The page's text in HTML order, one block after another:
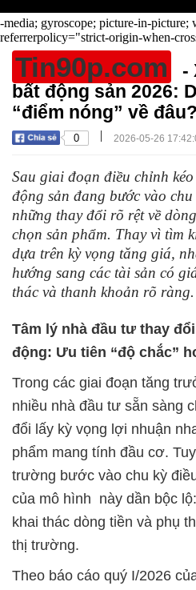
-media; gyroscope; picture-in-picture;
referrerpolicy="strict-origin-when-
Tin90p.com
-
bất động sản 2026:
“điểm nóng” về đâu?
0 | 2026-05-26
Sau giai đoạn điều chỉnh
động sản đang bước vào
những thay đổi rõ rệt về
chọn sản phẩm. Thay vì tìm
dựa trên kỳ vọng tăng giá,
hướng sang các tài sản có
thác và thanh khoản rõ ràng.
Tâm lý nhà đầu tư thay
động: Ưu tiên “độ chắc”
Trong các giai đoạn tăng
nhiều nhà đầu tư sẵn sàng
đổi lấy kỳ vọng lợi nhuận
phẩm mang tính đầu cơ.
trường bước vào chu kỳ
của mô hình này dần bộc
khai thác dòng tiền và phụ
thị trường.
Theo báo cáo quý I/2026